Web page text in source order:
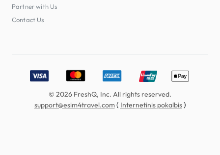
Partner with Us
Contact Us
Accepted payment methods: Visa, MasterCard, American
© 2026 FreshQ, Inc. All rights reserved.
support@esim4travel.com( Internetinis pokalbis)